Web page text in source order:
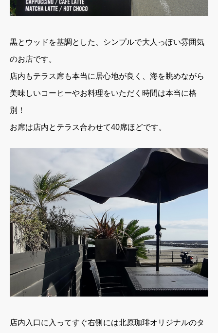
黒とウッドを基調とした、シンプルで大人っぽい雰囲気
のお店です。
店内もテラス席も本当に居心地が良く、海を眺めながら
美味しいコーヒーやお料理をいただく時間は本当に格
別！
お席は店内とテラス合わせて40席ほどです。
店内入口に入ってすぐ右側には北原珈琲オリジナルのタ